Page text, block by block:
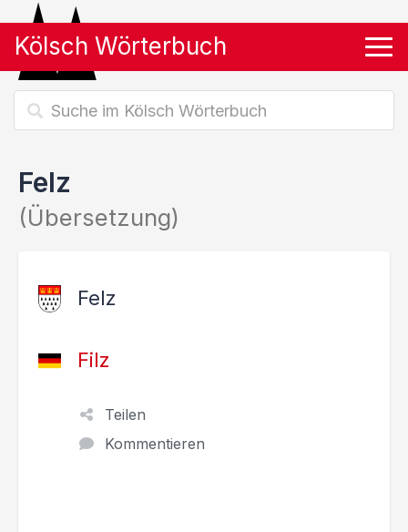
Kölsch Wörterbuch
Felz
(Übersetzung)
Felz
Filz
Teilen
Kommentieren